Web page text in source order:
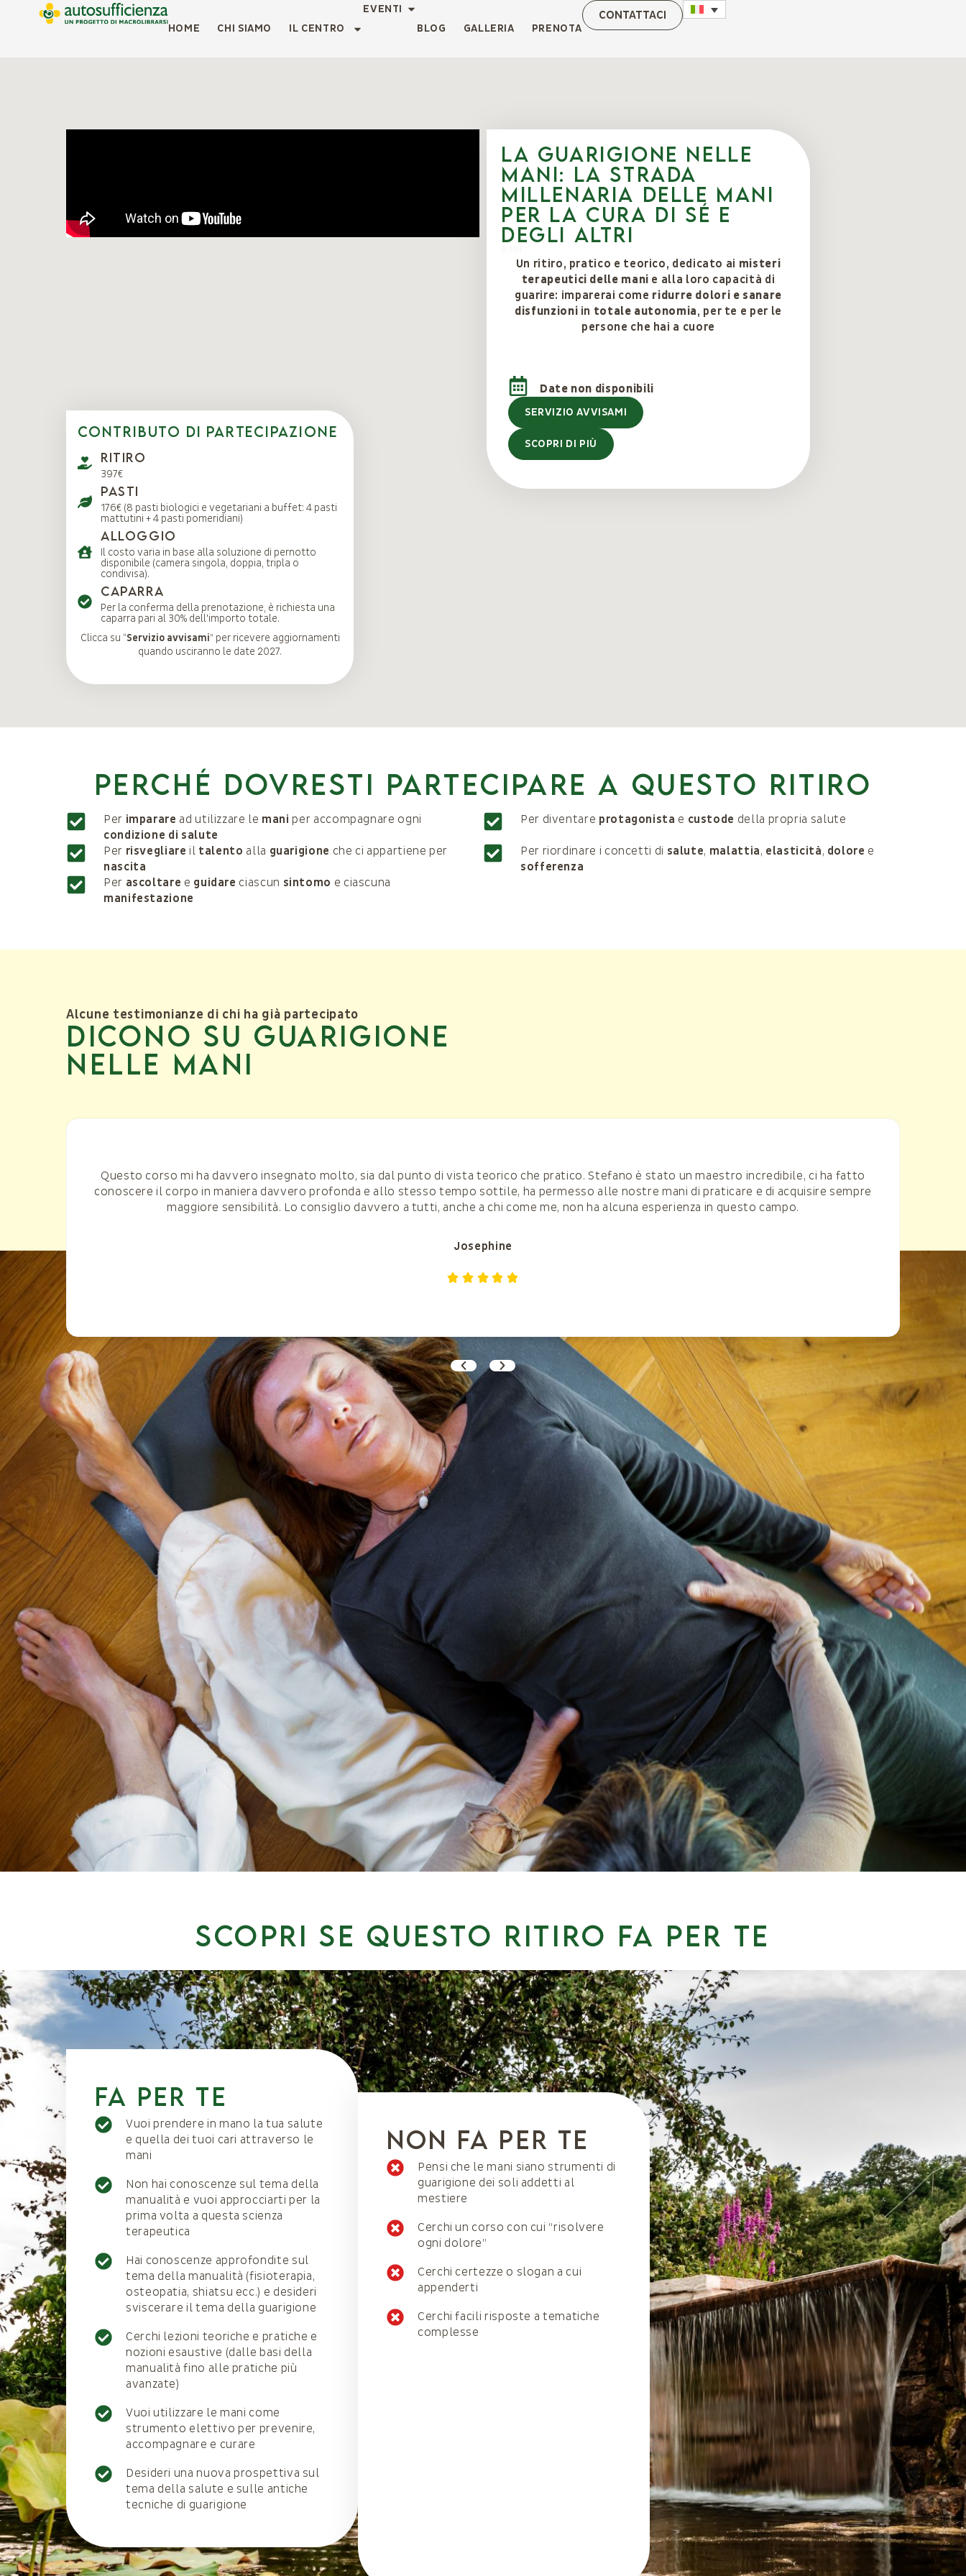
HOME CHI SIAMO IL CENTRO
EVENTI
BLOG
GALLERIA PRENOTA
CONTATTACI
La Guarigione nelle
Mani: la strada
millenaria delle mani
per la cura di sé e
degli altri
Un ritiro, pratico e teorico, dedicato ai misteri
terapeutici delle mani e alla loro capacità di
guarire: imparerai come ridurre dolori e sanare
disfunzioni in totale autonomia, per te e per le
persone che hai a cuore
Date non disponibili
SERVIZIO AVVISAMI
SCOPRI DI PIÙ
Contributo di partecipazione
Ritiro
397€
Pasti
176€ (8 pasti biologici e vegetariani a buffet: 4 pasti
mattutini + 4 pasti pomeridiani)
Alloggio
Il costo varia in base alla soluzione di pernotto
disponibile (camera singola, doppia, tripla o
condivisa).
CAPARRA
Per la conferma della prenotazione, è richiesta una
caparra pari al 30% dell'importo totale.
Clicca su “Servizio avvisami” per ricevere aggiornamenti
quando usciranno le date 2027.
Perché dovresti partecipare a questo ritiro
Per imparare ad utilizzare le mani per accompagnare ogni
condizione di salute
Per diventare protagonista e custode della propria salute
Per risvegliare il talento alla guarigione che ci appartiene per
nascita
Per riordinare i concetti di salute, malattia, elasticità, dolore e
sofferenza
Per ascoltare e guidare ciascun sintomo e ciascuna
manifestazione
Alcune testimonianze di chi ha già partecipato
Dicono su guarigione
nelle mani
Josephine
    
Questo corso mi ha davvero insegnato molto, sia dal punto di vista teorico che pratico. Stefano è stato un maestro incredibile, ci ha fatto
conoscere il corpo in maniera davvero profonda e allo stesso tempo sottile, ha permesso alle nostre mani di praticare e di acquisire sempre
maggiore sensibilità. Lo consiglio davvero a tutti, anche a chi come me, non ha alcuna esperienza in questo campo.
SCOPRI SE questo ritiro fa per te
fa per te
Vuoi prendere in mano la tua salute
e quella dei tuoi cari attraverso le
mani
Non hai conoscenze sul tema della
manualità e vuoi approcciarti per la
prima volta a questa scienza
terapeutica
Hai conoscenze approfondite sul
tema della manualità (fisioterapia,
osteopatia, shiatsu ecc.) e desideri
sviscerare il tema della guarigione
Cerchi lezioni teoriche e pratiche e
nozioni esaustive (dalle basi della
manualità fino alle pratiche più
avanzate)
Vuoi utilizzare le mani come
strumento elettivo per prevenire,
accompagnare e curare
Desideri una nuova prospettiva sul
tema della salute e sulle antiche
tecniche di guarigione
NOn fa per te
Pensi che le mani siano strumenti di
guarigione dei soli addetti al
mestiere
Cerchi un corso con cui “risolvere
ogni dolore”
Cerchi certezze o slogan a cui
appenderti
Cerchi facili risposte a tematiche
complesse